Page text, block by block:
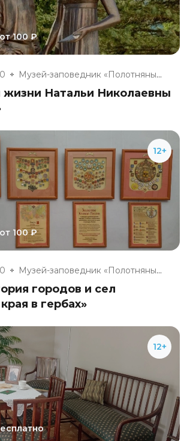
от 100 ₽
Музей-заповедник «Полотняный З...
жизни Натальи Николаевны
12+
от 100 ₽
Музей-заповедник «Полотняный З...
городов и сел
в гербах»
12+